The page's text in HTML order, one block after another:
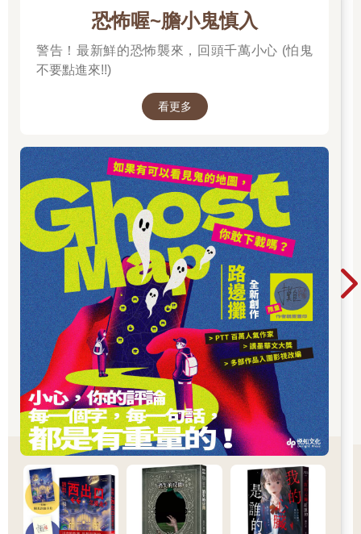
恐怖喔~膽小鬼慎入
警告！最新鮮的恐怖襲來，回頭千萬小心 (怕鬼
不要點進來!!)
看更多